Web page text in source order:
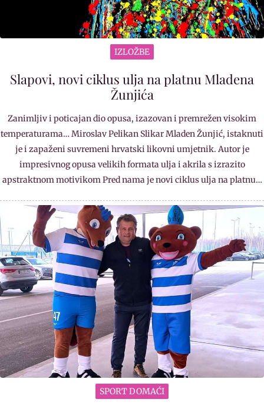
IZLOŽBE
Slapovi, novi ciklus ulja na platnu Mladena
Žunjića
Zanimljiv i poticajan dio opusa, izazovan i premrežen visokim
temperaturama… Miroslav Pelikan Slikar Mladen Žunjić, istaknuti
je i zapaženi suvremeni hrvatski likovni umjetnik. Autor je
impresivnog opusa velikih formata ulja i akrila s izrazito
apstraktnom motivikom Pred nama je novi ciklus ulja na platnu…
SPORT DOMAĆI